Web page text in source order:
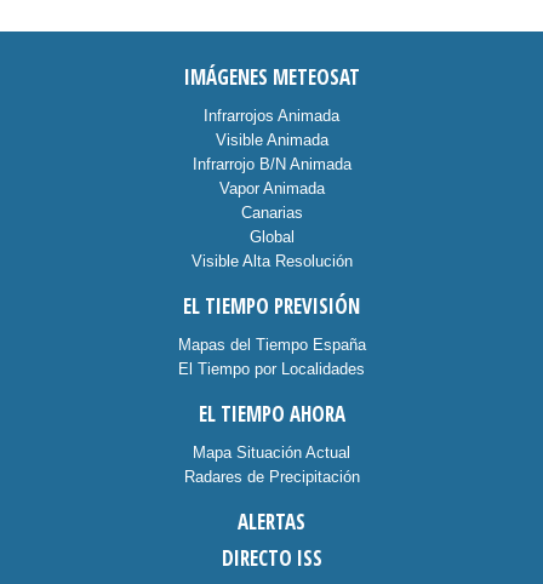
IMÁGENES METEOSAT
Infrarrojos Animada
Visible Animada
Infrarrojo B/N Animada
Vapor Animada
Canarias
Global
Visible Alta Resolución
EL TIEMPO PREVISIÓN
Mapas del Tiempo España
El Tiempo por Localidades
EL TIEMPO AHORA
Mapa Situación Actual
Radares de Precipitación
ALERTAS
DIRECTO ISS